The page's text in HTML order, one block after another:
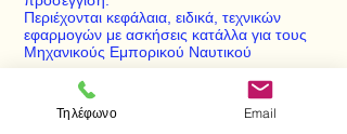
Περιέχονται κεφάλαια, ειδικά, τεχνικών
εφαρμογών με ασκήσεις κατάλλα για τους
Μηχανικούς Εμπορικού Ναυτικού
Τηλέφωνο Email